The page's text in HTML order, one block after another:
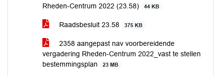
Rheden-Centrum 2022 (23.58)
44 KB
Raadsbesluit 23.58 375 KB
2358 aangepast nav voorbereidende
vergadering Rheden-Centrum 2022_vast te stellen
bestemmingsplan
23 MB